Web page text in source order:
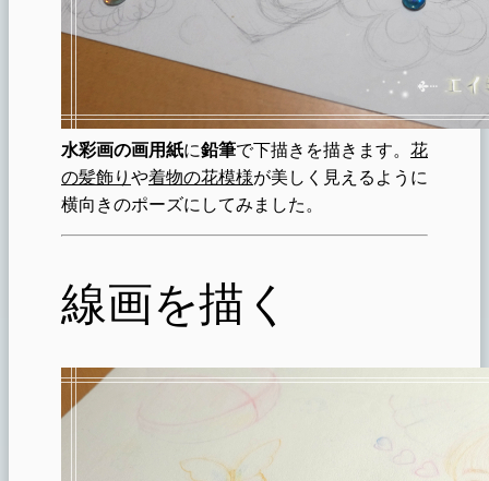
水彩画の画用紙に鉛筆で下描きを描きます。 花
の髪飾り や着物の花模様が美しく見えるように
横向きのポーズにしてみました。
線画を描く